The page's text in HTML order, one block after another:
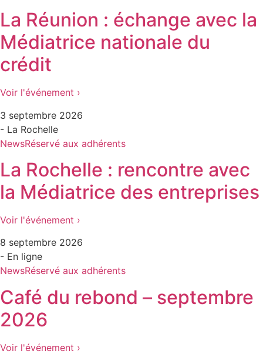
La Réunion : échange avec la
Médiatrice nationale du
crédit
Voir l'événement ›
3 septembre 2026
- La Rochelle
NewsRéservé aux adhérents
La Rochelle : rencontre avec
la Médiatrice des entreprises
Voir l'événement ›
8 septembre 2026
- En ligne
NewsRéservé aux adhérents
Café du rebond – septembre
2026
Voir l'événement ›